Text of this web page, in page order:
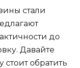
стали
до
Давайте
обратить